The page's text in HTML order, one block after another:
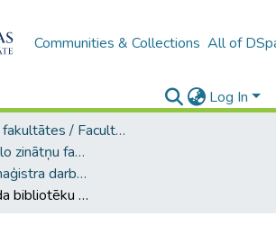
Communities & Collections All of
Log In
B4 – LU fakultātes / Faculties of the UL
B --- Bij. Sociālo zinātņu fakultātes noslēguma darbi / Faculty of Social Sciences - Graduate works
Bakalaura un maģistra darbi (SZF) / Bachelor's and Master's theses
Siguldas novada bibliotēku darbības kvalitātes analīze